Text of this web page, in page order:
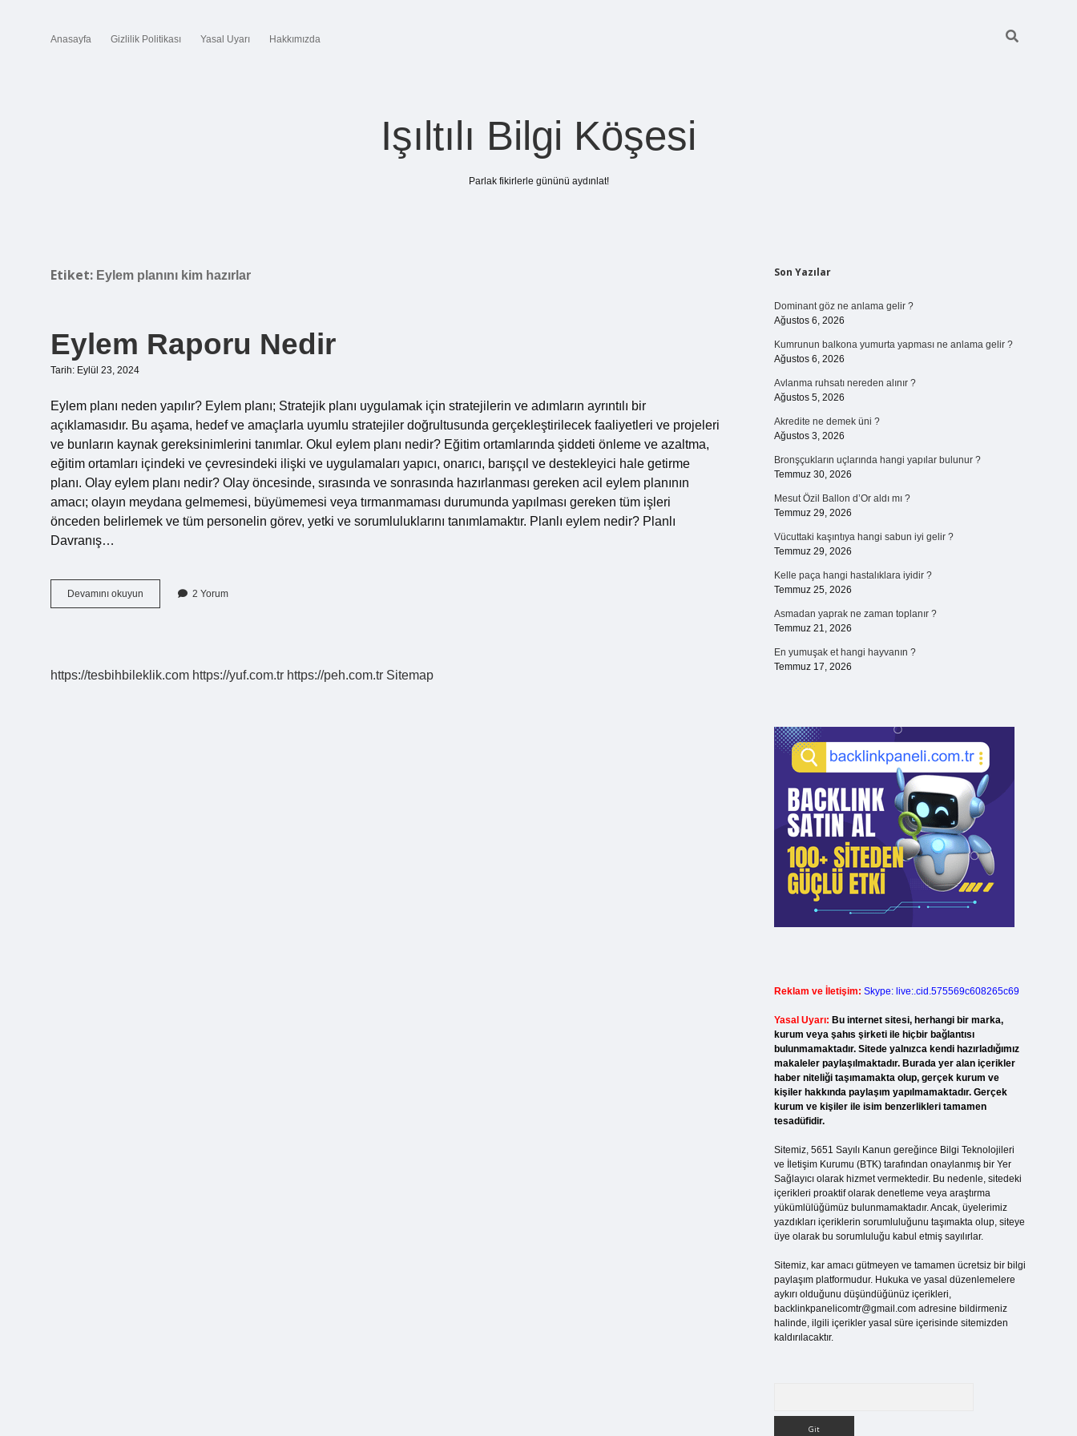
Anasayfa Gizlilik Politikası Yasal Uyarı Hakkımızda
Işıltılı Bilgi Köşesi
Parlak fikirlerle gününü aydınlat!
Etiket: Eylem planını kim hazırlar
Eylem Raporu Nedir
Tarih: Eylül 23, 2024
Eylem planı neden yapılır? Eylem planı; Stratejik planı uygulamak için stratejilerin ve adımların ayrıntılı bir
açıklamasıdır. Bu aşama, hedef ve amaçlarla uyumlu stratejiler doğrultusunda gerçekleştirilecek faaliyetleri ve projeleri
ve bunların kaynak gereksinimlerini tanımlar. Okul eylem planı nedir? Eğitim ortamlarında şiddeti önleme ve azaltma,
eğitim ortamları içindeki ve çevresindeki ilişki ve uygulamaları yapıcı, onarıcı, barışçıl ve destekleyici hale getirme
planı. Olay eylem planı nedir? Olay öncesinde, sırasında ve sonrasında hazırlanması gereken acil eylem planının
amacı; olayın meydana gelmemesi, büyümemesi veya tırmanmaması durumunda yapılması gereken tüm işleri
önceden belirlemek ve tüm personelin görev, yetki ve sorumluluklarını tanımlamaktır. Planlı eylem nedir? Planlı
Davranış…
Devamını okuyun
Raporu
2 Yorum
https://tesbihbileklik.com https://yuf.com.tr https://peh.com.tr Sitemap
Sidebar
Son Yazılar
Dominant göz ne anlama gelir ?
Ağustos 6, 2026
Kumrunun balkona yumurta yapması ne anlama gelir ?
Ağustos 6, 2026
Avlanma ruhsatı nereden alınır ?
Ağustos 5, 2026
Akredite ne demek üni ?
Ağustos 3, 2026
Bronşçukların uçlarında hangi yapılar bulunur ?
Temmuz 30, 2026
Mesut Özil Ballon d’Or aldı mı ?
Temmuz 29, 2026
Vücuttaki kaşıntıya hangi sabun iyi gelir ?
Temmuz 29, 2026
Kelle paça hangi hastalıklara iyidir ?
Temmuz 25, 2026
Asmadan yaprak ne zaman toplanır ?
Temmuz 21, 2026
En yumuşak et hangi hayvanın ?
Temmuz 17, 2026
Reklam ve İletişim: Skype: live:.cid.575569c608265c69
Yasal Uyarı: Bu internet sitesi, herhangi bir marka,
kurum veya şahıs şirketi ile hiçbir bağlantısı
bulunmamaktadır. Sitede yalnızca kendi hazırladığımız
makaleler paylaşılmaktadır. Burada yer alan içerikler
haber niteliği taşımamakta olup, gerçek kurum ve
kişiler hakkında paylaşım yapılmamaktadır. Gerçek
kurum ve kişiler ile isim benzerlikleri tamamen
tesadüfidir.
Sitemiz, 5651 Sayılı Kanun gereğince Bilgi Teknolojileri
ve İletişim Kurumu (BTK) tarafından onaylanmış bir Yer
Sağlayıcı olarak hizmet vermektedir. Bu nedenle, sitedeki
içerikleri proaktif olarak denetleme veya araştırma
yükümlülüğümüz bulunmamaktadır. Ancak, üyelerimiz
yazdıkları içeriklerin sorumluluğunu taşımakta olup, siteye
üye olarak bu sorumluluğu kabul etmiş sayılırlar.
Sitemiz, kar amacı gütmeyen ve tamamen ücretsiz bir bilgi
paylaşım platformudur. Hukuka ve yasal düzenlemelere
aykırı olduğunu düşündüğünüz içerikleri,
backlinkpanelicomtr@gmail.comadresine bildirmeniz
halinde, ilgili içerikler yasal süre içerisinde sitemizden
kaldırılacaktır.